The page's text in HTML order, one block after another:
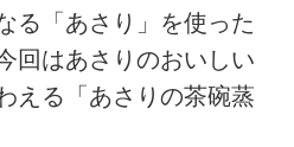
る「あさり」を使った
回はあさりのおいしい
える「あさりの茶碗蒸